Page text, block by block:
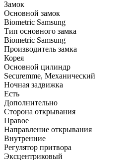
Замок
Основной замок
Biometric Samsung
Тип основного замка
Biometric Samsung
Производитель замка
Корея
Основной цилиндр
Securemme, Механический
Ночная задвижка
Есть
Дополнительно
Сторона открывания
Правое
Направление открывания
Внутренние
Регулятор притвора
Эксцентриковый